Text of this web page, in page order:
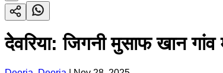
देेेवरिया: जिगनी मुसाफ खान